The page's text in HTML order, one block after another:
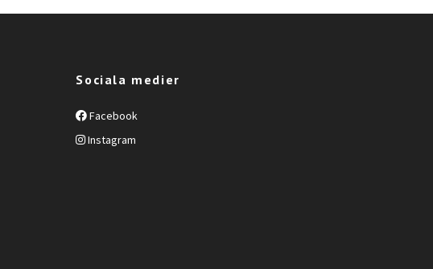
Sociala medier
Facebook
Instagram